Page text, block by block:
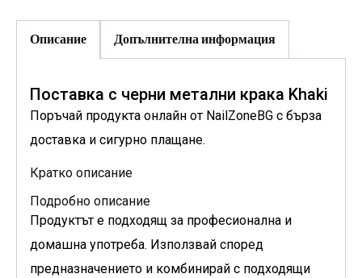
Описание Допълнителна информация
Поставка с черни метални крака Khaki
Поръчай продукта онлайн от NailZoneBG с бърза
доставка и сигурно плащане.
Кратко описание
Подробно описание
Продуктът е подходящ за професионална и
домашна употреба. Използвай според
предназначението и комбинирай с подходящи